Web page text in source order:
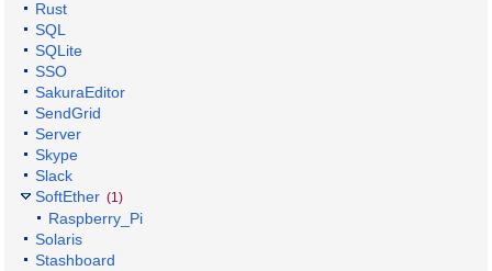
Rust
SQL
SQLite
SSO
SakuraEditor
SendGrid
Server
Skype
Slack
SoftEther (1)
Raspberry_Pi
Solaris
Stashboard